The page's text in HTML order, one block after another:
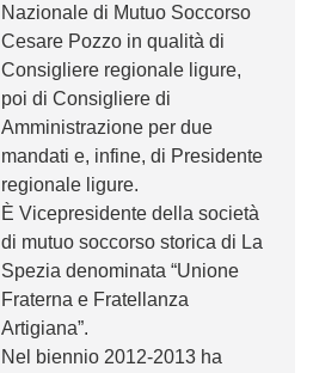
Nazionale di Mutuo Soccorso
Cesare Pozzo in qualità di
Consigliere regionale ligure,
poi di Consigliere di
Amministrazione per due
mandati e, infine, di Presidente
regionale ligure.
È Vicepresidente della società
di mutuo soccorso storica di La
Spezia denominata “Unione
Fraterna e Fratellanza
Artigiana”.
Nel biennio 2012-2013 ha